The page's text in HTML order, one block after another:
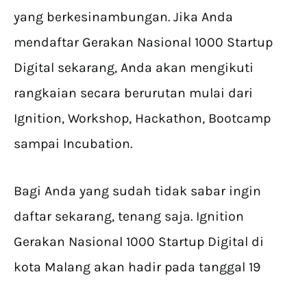
yang berkesinambungan. Jika Anda
mendaftar Gerakan Nasional 1000 Startup
Digital sekarang, Anda akan mengikuti
rangkaian secara berurutan mulai dari
Ignition, Workshop, Hackathon, Bootcamp
sampai Incubation.
Bagi Anda yang sudah tidak sabar ingin
daftar sekarang, tenang saja. Ignition
Gerakan Nasional 1000 Startup Digital di
kota Malang akan hadir pada tanggal 19